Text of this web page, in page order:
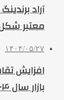
معتبر
۱۴۰۴/۰۵/۲۷
افزایش
بازار سال ۱۴۰۴